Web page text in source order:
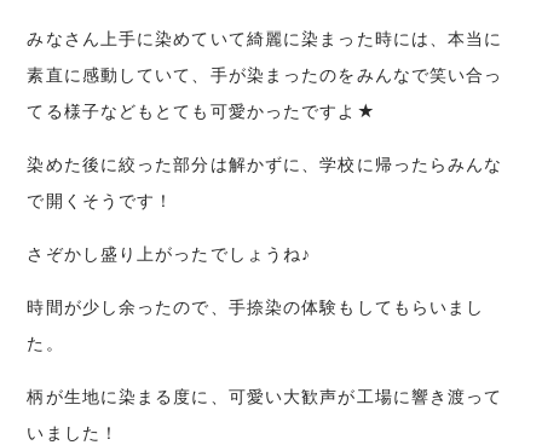
みなさん上手に染めていて綺麗に染まった時には、本当に
素直に感動していて、手が染まったのをみんなで笑い合っ
てる様子などもとても可愛かったですよ★
染めた後に絞った部分は解かずに、学校に帰ったらみんな
で開くそうです！
さぞかし盛り上がったでしょうね♪
時間が少し余ったので、手捺染の体験もしてもらいまし
た。
柄が生地に染まる度に、可愛い大歓声が工場に響き渡って
いました！